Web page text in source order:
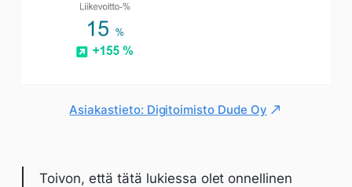
Asiakastieto: Digitoimisto Dude Oy
Toivon, että tätä lukiessa olet onnellinen